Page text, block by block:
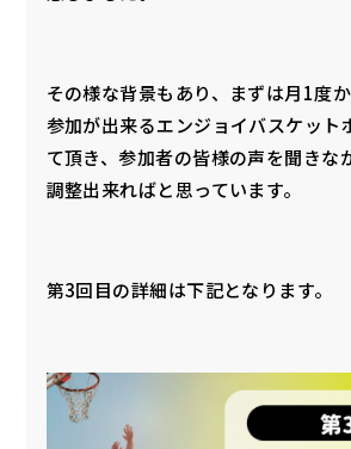
その様な背景もあり、まずは月1度
参加が出来るエンジョイバスケット
て頂き、参加者の皆様の声を聞きな
調整出来ればと思っています。
第3回目の詳細は下記となります。